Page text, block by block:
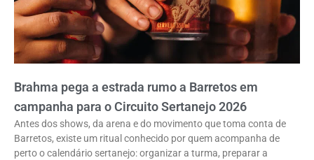
Brahma pega a estrada rumo a Barretos em
campanha para o Circuito Sertanejo 2026
Antes dos shows, da arena e do movimento que toma conta de
Barretos, existe um ritual conhecido por quem acompanha de
perto o calendário sertanejo: organizar a turma, preparar a